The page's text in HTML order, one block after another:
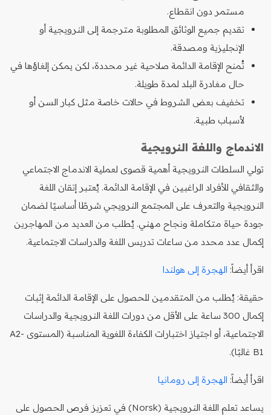
مستمر دون انقطاع.
تقديم جميع الوثائق المطلوبة مترجمة إلى النرويجية أو
الإنجليزية ومصدقة.
تُمنح الإقامة الدائمة صلاحية غير محددة، لكن يمكن إلغاؤها في
حال مغادرة البلد لمدة طويلة.
تخفيف بعض الشروط في حالات خاصة مثل كبار السن أو
لأسباب طبية.
الاندماج واللغة النرويجية
تولي السلطات النرويجية أهمية قصوى لعملية الاندماج الاجتماعي
والثقافي للأفراد الراغبين في الإقامة الدائمة. يُعتبر إتقان اللغة
النرويجية والتعرف على المجتمع النرويجي شرطًا أساسيًا لضمان
جودة حياة متكاملة ونجاح مهني. يُطلب من العديد من المهاجرين
إكمال عدد محدد من ساعات تدريس اللغة والدراسات الاجتماعية.
اقرأ أيضاً: الهجرة إلى هولندا
حقيقة: يُطلب من المتقدمين للحصول على الإقامة الدائمة إثبات
إكمال 300 ساعة على الأقل من دورات اللغة النرويجية والدراسات
الاجتماعية، أو اجتياز اختبارات الكفاءة اللغوية المناسبة (المستوى A2-
B1 غالبًا).
اقرأ أيضاً: الهجرة إلى رومانيا
يساعد تعلم اللغة النرويجية (Norsk) في تعزيز فرص الحصول على